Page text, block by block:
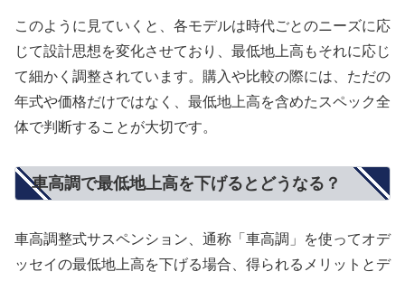
このように見ていくと、各モデルは時代ごとのニーズに応
じて設計思想を変化させており、最低地上高もそれに応じ
て細かく調整されています。購入や比較の際には、ただの
年式や価格だけではなく、最低地上高を含めたスペック全
体で判断することが大切です。
車高調で最低地上高を下げるとどうなる？
車高調整式サスペンション、通称「車高調」を使ってオデ
ッセイの最低地上高を下げる場合、得られるメリットとデ